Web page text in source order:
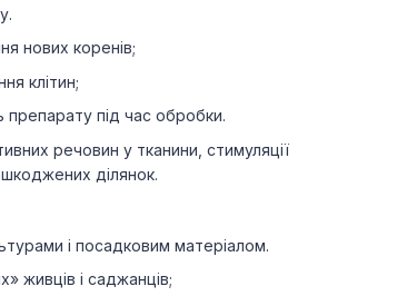
нових коренів;
клітин;
препарату під час обробки.
речовин у тканини, стимуляції
ділянок.
і посадковим матеріалом.
живців і саджанців;